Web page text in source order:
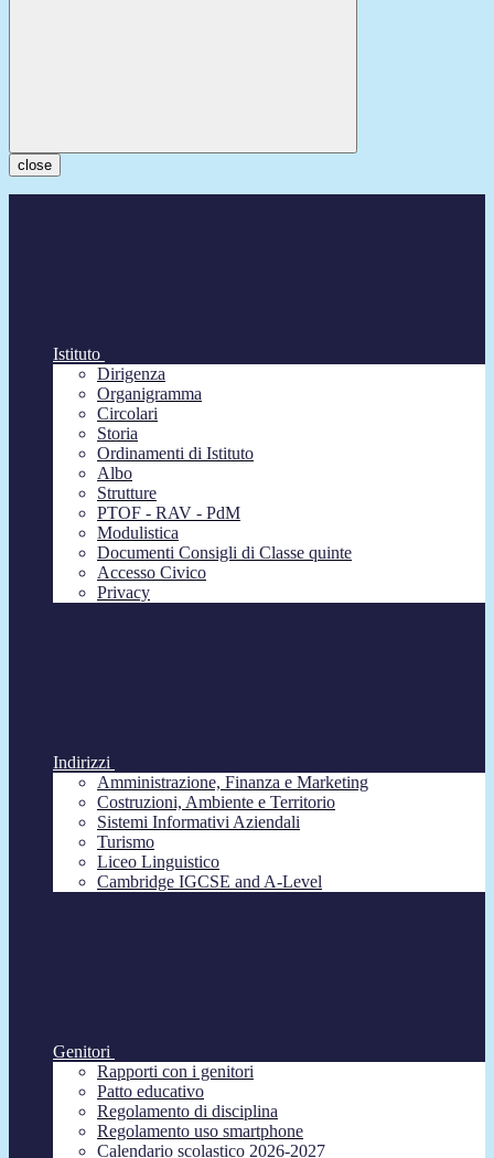
close
Istituto
Dirigenza
Organigramma
Circolari
Storia
Ordinamenti di Istituto
Albo
Strutture
PTOF - RAV - PdM
Modulistica
Documenti Consigli di Classe quinte
Accesso Civico
Privacy
Indirizzi
Amministrazione, Finanza e Marketing
Costruzioni, Ambiente e Territorio
Sistemi Informativi Aziendali
Turismo
Liceo Linguistico
Cambridge IGCSE and A-Level
Genitori
Rapporti con i genitori
Patto educativo
Regolamento di disciplina
Regolamento uso smartphone
Calendario scolastico 2026-2027